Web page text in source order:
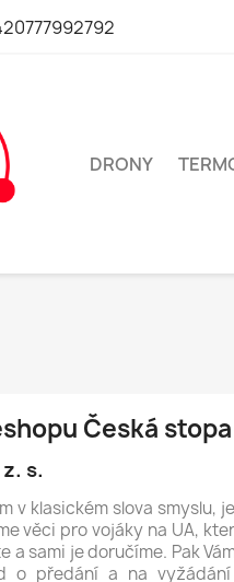
DRONY
Česká
s.
v klasickém slova smyslu,
věci pro vojáky na UA,
a sami je doručíme. Pak
o předání a na